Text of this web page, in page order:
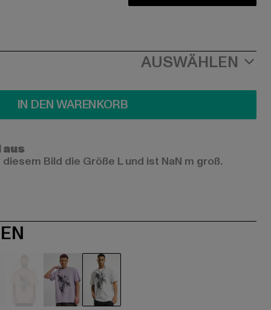
AUSWÄHLEN
IN DEN WARENKORB
Bild die Größe L und ist NaN m groß.